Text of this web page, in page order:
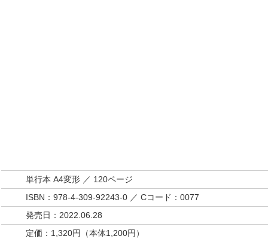
単行本 A4変形 ／ 120ページ
ISBN：978-4-309-92243-0 ／ Cコード：0077
発売日：2022.06.28
定価：1,320円（本体1,200円）